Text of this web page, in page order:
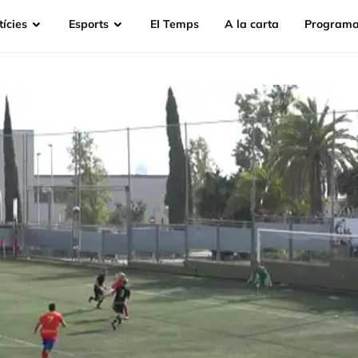
Esports EI Temps A la carta